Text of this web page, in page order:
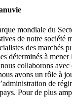
mondiale du
de notre
des marchés
déterminés à
collaborons
avons un rôle à
de
Pour de plus